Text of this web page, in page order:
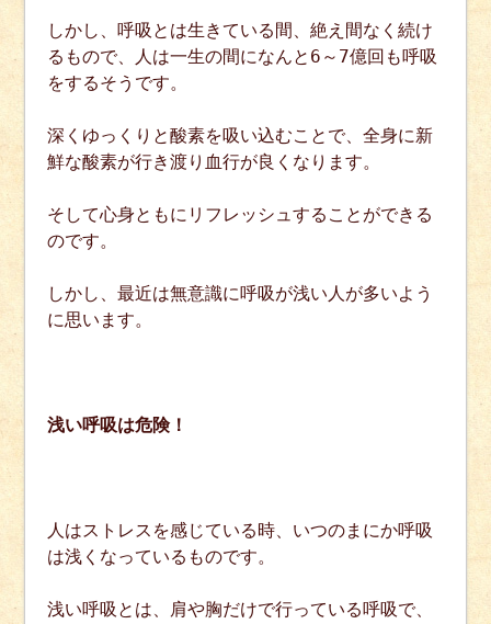
しかし、呼吸とは生きている間、絶え間なく続け
るもので、人は一生の間になんと6～7億回も呼吸
をするそうです。
深くゆっくりと酸素を吸い込むことで、全身に新
鮮な酸素が行き渡り血行が良くなります。
そして心身ともにリフレッシュすることができる
のです。
しかし、最近は無意識に呼吸が浅い人が多いよう
に思います。
浅い呼吸は危険！
人はストレスを感じている時、いつのまにか呼吸
は浅くなっているものです。
浅い呼吸とは、肩や胸だけで行っている呼吸で、